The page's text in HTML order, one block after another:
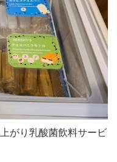
がり乳酸菌飲料サービ